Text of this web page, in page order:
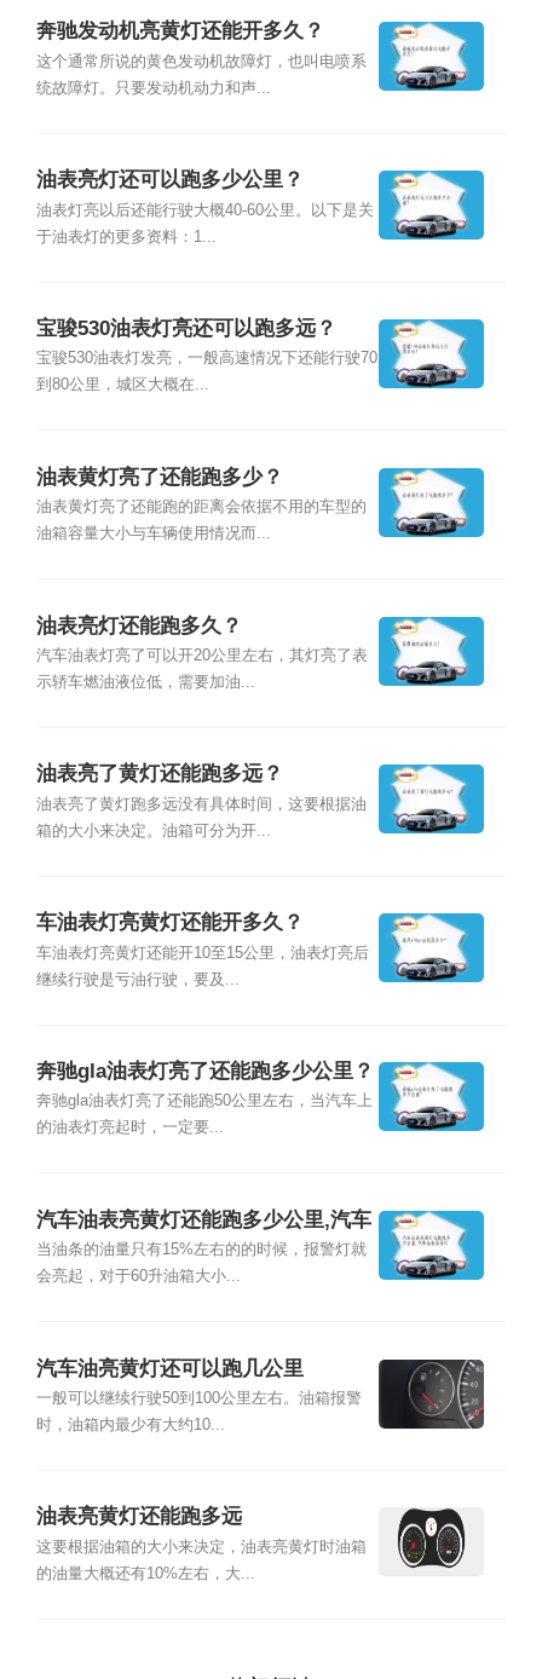
奔驰发动机亮黄灯还能开多久？
这个通常所说的黄色发动机故障灯，也叫电喷系
统故障灯。只要发动机动力和声...
油表亮灯还可以跑多少公里？
油表灯亮以后还能行驶大概40-60公里。以下是关
于油表灯的更多资料：1...
宝骏530油表灯亮还可以跑多远？
宝骏530油表灯发亮，一般高速情况下还能行驶70
到80公里，城区大概在...
油表黄灯亮了还能跑多少？
油表黄灯亮了还能跑的距离会依据不用的车型的
油箱容量大小与车辆使用情况而...
油表亮灯还能跑多久？
汽车油表灯亮了可以开20公里左右，其灯亮了表
示轿车燃油液位低，需要加油...
油表亮了黄灯还能跑多远？
油表亮了黄灯跑多远没有具体时间，这要根据油
箱的大小来决定。油箱可分为开...
车油表灯亮黄灯还能开多久？
车油表灯亮黄灯还能开10至15公里，油表灯亮后
继续行驶是亏油行驶，要及...
奔驰gla油表灯亮了还能跑多少公里？
奔驰gla油表灯亮了还能跑50公里左右，当汽车上
的油表灯亮起时，一定要...
汽车油表亮黄灯还能跑多少公里,汽车
油表亮黄灯
当油条的油量只有15%左右的的时候，报警灯就
会亮起，对于60升油箱大小...
汽车油亮黄灯还可以跑几公里
一般可以继续行驶50到100公里左右。油箱报警
时，油箱内最少有大约10...
油表亮黄灯还能跑多远
这要根据油箱的大小来决定，油表亮黄灯时油箱
的油量大概还有10%左右，大...